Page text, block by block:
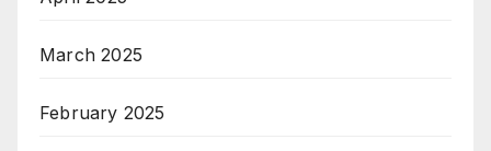
March 2025
February 2025